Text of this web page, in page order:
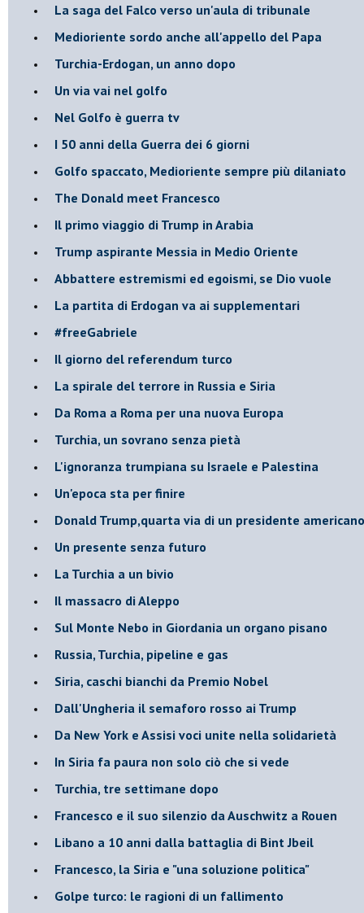
La saga del Falco verso un'aula di tribunale
Medioriente sordo anche all'appello del Papa
Turchia-Erdogan, un anno dopo
Un via vai nel golfo
Nel Golfo è guerra tv
I 50 anni della Guerra dei 6 giorni
Golfo spaccato, Medioriente sempre più dilaniato
The Donald meet Francesco
Il primo viaggio di Trump in Arabia
Trump aspirante Messia in Medio Oriente
Abbattere estremismi ed egoismi, se Dio vuole
La partita di Erdogan va ai supplementari
#freeGabriele
Il giorno del referendum turco
La spirale del terrore in Russia e Siria
Da Roma a Roma per una nuova Europa
Turchia, un sovrano senza pietà
L'ignoranza trumpiana su Israele e Palestina
Un'epoca sta per finire
Donald Trump,quarta via di un presidente americano
Un presente senza futuro
La Turchia a un bivio
Il massacro di Aleppo
Sul Monte Nebo in Giordania un organo pisano
Russia, Turchia, pipeline e gas
Siria, caschi bianchi da Premio Nobel
Dall'Ungheria il semaforo rosso ai Trump
Da New York e Assisi voci unite nella solidarietà
In Siria fa paura non solo ciò che si vede
Turchia, tre settimane dopo
Francesco e il suo silenzio da Auschwitz a Rouen
Libano a 10 anni dalla battaglia di Bint Jbeil
Francesco, la Siria e "una soluzione politica"
Golpe turco: le ragioni di un fallimento